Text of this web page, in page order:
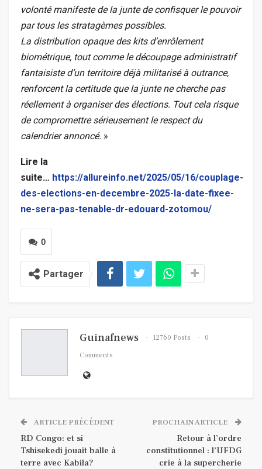
volonté manifeste de la junte de confisquer le pouvoir
par tous les stratagèmes possibles.
La distribution opaque des kits d’enrôlement
biométrique, tout comme le découpage administratif
fantaisiste d’un territoire déjà militarisé à outrance,
renforcent la certitude que la junte ne cherche pas
réellement à organiser des élections. Tout cela risque
de compromettre sérieusement le respect du
calendrier annoncé. »
Lire la
suite… https://allureinfo.net/2025/05/16/couplage-
des-elections-en-decembre-2025-la-date-fixee-
ne-sera-pas-tenable-dr-edouard-zotomou/
0
Partager
Guinafnews 12760 Posts
0
Comments
ARTICLE PRÉCÉDENT
RD Congo: et si
Tshisekedi jouait balle à
terre avec Kabila?
PROCHAIN ARTICLE
Retour à l’ordre
constitutionnel : l’UFDG
crie à la supercherie